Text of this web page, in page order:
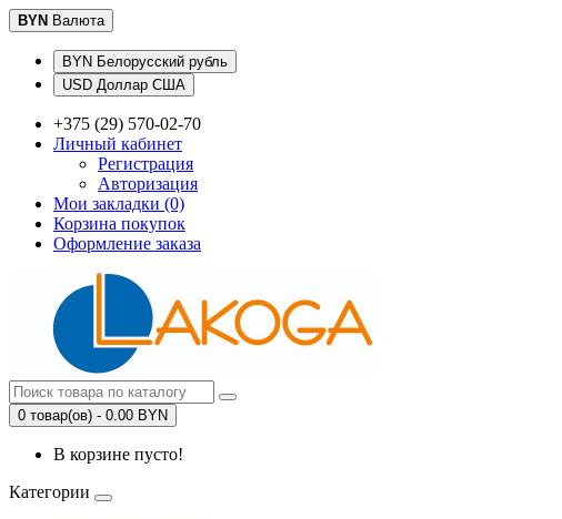
BYN Валюта
BYN Белорусский рубль
USD Доллар США
+375 (29) 570-02-70
Личный кабинет
Регистрация
Авторизация
Мои закладки (0)
Корзина покупок
Оформление заказа
0 товар(ов) - 0.00 BYN
В корзине пусто!
Категории